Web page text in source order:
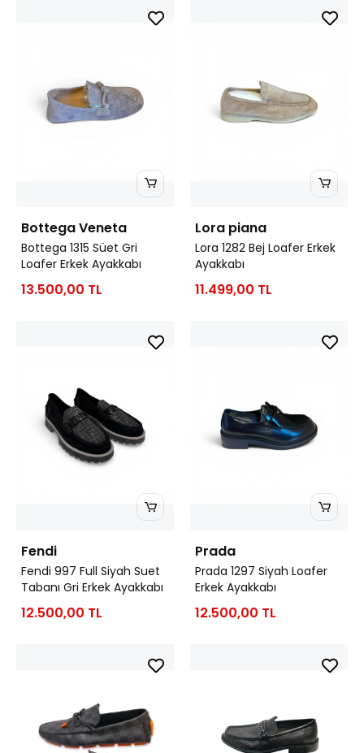
Bottega Veneta
Bottega 1315 Süet Gri
Loafer Erkek Ayakkabı
13.500,00 TL
Lora piana
Lora 1282 Bej Loafer Erkek
Ayakkabı
11.499,00 TL
Fendi
Fendi 997 Full Siyah Suet
Tabanı Gri Erkek Ayakkabı
12.500,00 TL
Prada
Prada 1297 Siyah Loafer
Erkek Ayakkabı
12.500,00 TL